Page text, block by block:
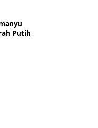
Putih